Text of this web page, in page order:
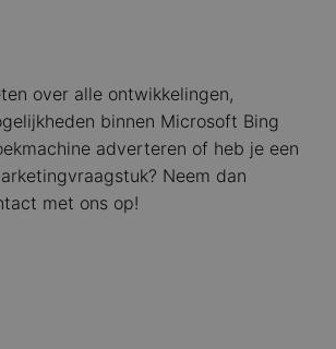
over alle ontwikkelingen,
binnen Microsoft Bing
adverteren of heb je een
Neem dan
met ons op!